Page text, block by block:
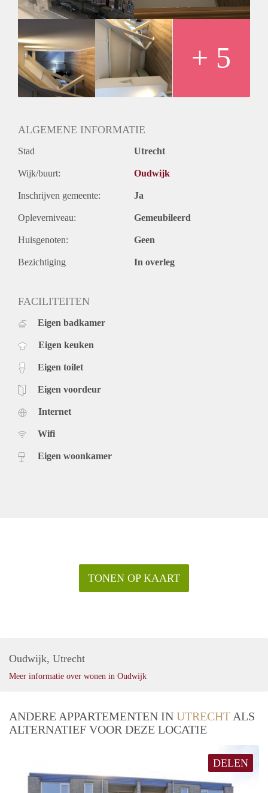
kan worden als rommelzolder of als extra slaapgelegenheid.
+ 5
ALGEMENE INFORMATIE
Stad Utrecht
Wijk/buurt: Oudwijk
Inschrijven gemeente: Ja
Opleverniveau: Gemeubileerd
Huisgenoten: Geen
Bezichtiging In overleg
FACILITEITEN
Eigen badkamer
Eigen keuken
Eigen toilet
Eigen voordeur
Internet
Wifi
Eigen woonkamer
TONEN OP KAART
Oudwijk, Utrecht
Meer informatie over wonen in Oudwijk
ANDERE APPARTEMENTEN IN UTRECHT ALS
ALTERNATIEF VOOR DEZE LOCATIE
DELEN